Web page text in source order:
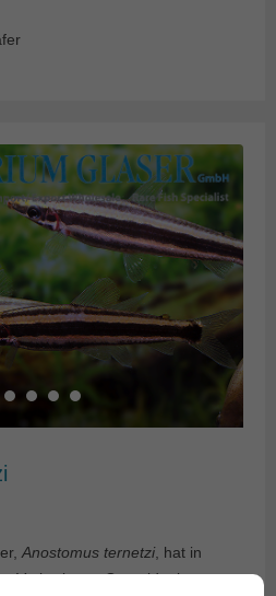
Anostomus ternetzi, hat in
Verbreitung. Gemeldet ist er aus